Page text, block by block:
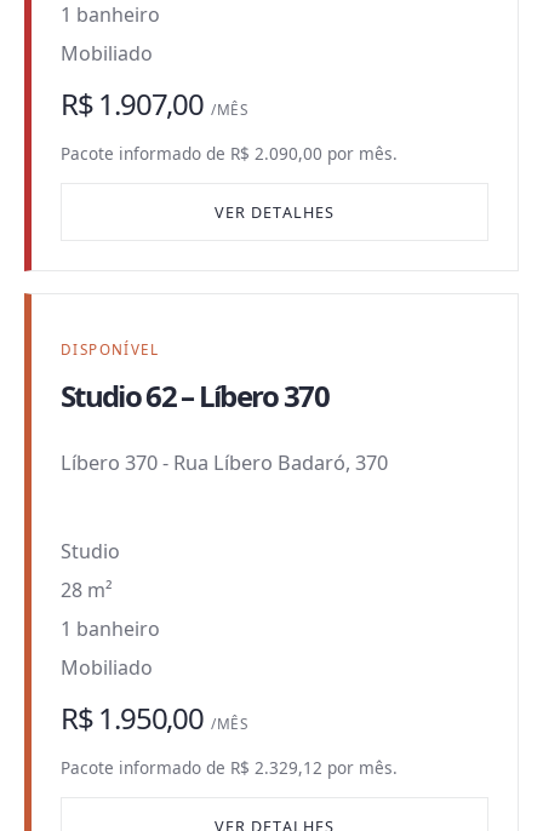
1 banheiro
Mobiliado
R$ 1.907,00 /MÊS
Pacote informado de R$ 2.090,00 por mês.
VER DETALHES
DISPONÍVEL
Studio 62 – Líbero 370
Líbero 370- Rua Líbero Badaró, 370
Studio
28 m²
1 banheiro
Mobiliado
R$ 1.950,00 /MÊS
Pacote informado de R$ 2.329,12 por mês.
VER DETALHES